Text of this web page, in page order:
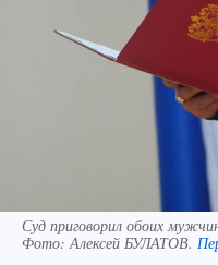
Суд приговорил обоих
Фото:Алексей БУЛАТОВ.